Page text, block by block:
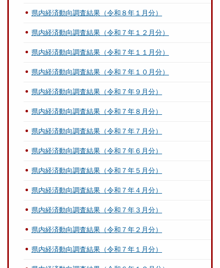
県内経済動向調査結果（令和８年１月分）
県内経済動向調査結果（令和７年１２月分）
県内経済動向調査結果（令和７年１１月分）
県内経済動向調査結果（令和７年１０月分）
県内経済動向調査結果（令和７年９月分）
県内経済動向調査結果（令和７年８月分）
県内経済動向調査結果（令和７年７月分）
県内経済動向調査結果（令和７年６月分）
県内経済動向調査結果（令和７年５月分）
県内経済動向調査結果（令和７年４月分）
県内経済動向調査結果（令和７年３月分）
県内経済動向調査結果（令和７年２月分）
県内経済動向調査結果（令和７年１月分）